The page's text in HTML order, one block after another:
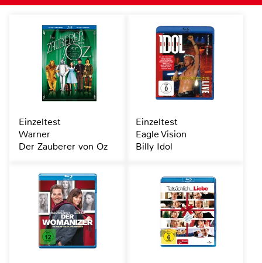
Einzeltest
Warner
Der Zauberer von Oz
Einzeltest
Eagle Vision
Billy Idol